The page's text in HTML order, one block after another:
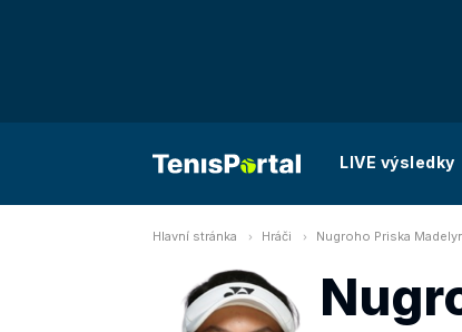
LIVE výsledky
Hlavní stránka Hráči Nugroho Priska